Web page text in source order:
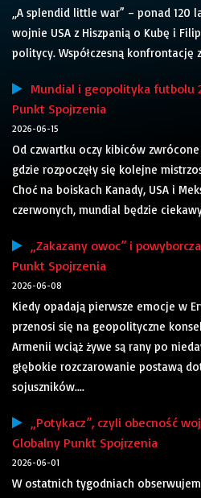
„A splendid little war” – ponad 120
wojnie USA z Hiszpanią o Kubę i
politycy. Współczesną konfrontację
Mundial i geopolityka futbolu
Punkt Spojrzenia
2026-06-15
Od czwartku oczy kibiców zwrócone
gdzie rozpoczęły się kolejne
Choć na boiskach Kanady, USA i
czerwonych, mundial będzie
„Zakazany owoc” i
Punkt Spojrzenia
2026-06-08
Kiedy opadają pierwsze emocje w
przenosi się na geopolityczne
Armenii wciąż żywe są rany po
głębokie rozczarowanie postawą
sojuszników....
„Potykacz”, czyli obecność
Globalny Punkt Spojrzenia
2026-06-01
W ostatnich tygodniach